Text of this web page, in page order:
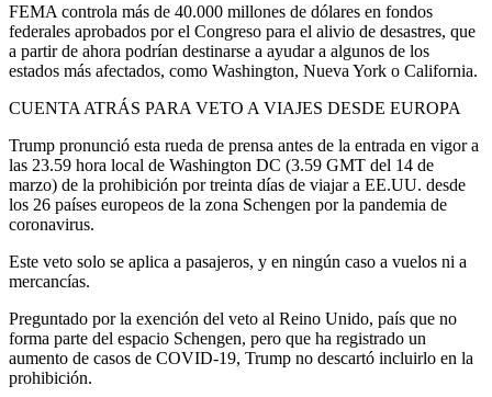
FEMA controla más de 40.000 millones de dólares en fondos
federales aprobados por el Congreso para el alivio de desastres, que
a partir de ahora podrían destinarse a ayudar a algunos de los
estados más afectados, como Washington, Nueva York o California.
CUENTA ATRÁS PARA VETO A VIAJES DESDE EUROPA
Trump pronunció esta rueda de prensa antes de la entrada en vigor a
las 23.59 hora local de Washington DC (3.59 GMT del 14 de
marzo) de la prohibición por treinta días de viajar a EE.UU. desde
los 26 países europeos de la zona Schengen por la pandemia de
coronavirus.
Este veto solo se aplica a pasajeros, y en ningún caso a vuelos ni a
mercancías.
Preguntado por la exención del veto al Reino Unido, país que no
forma parte del espacio Schengen, pero que ha registrado un
aumento de casos de COVID-19, Trump no descartó incluirlo en la
prohibición.